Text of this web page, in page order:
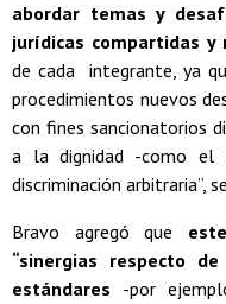
abordar temas y
jurídicas compartidas
de cada integrante, ya
procedimientos nuevos
con fines sancionatorios
a la dignidad -como el
discriminación arbitraria”,
Bravo agregó que
“sinergias respecto
estándares -por